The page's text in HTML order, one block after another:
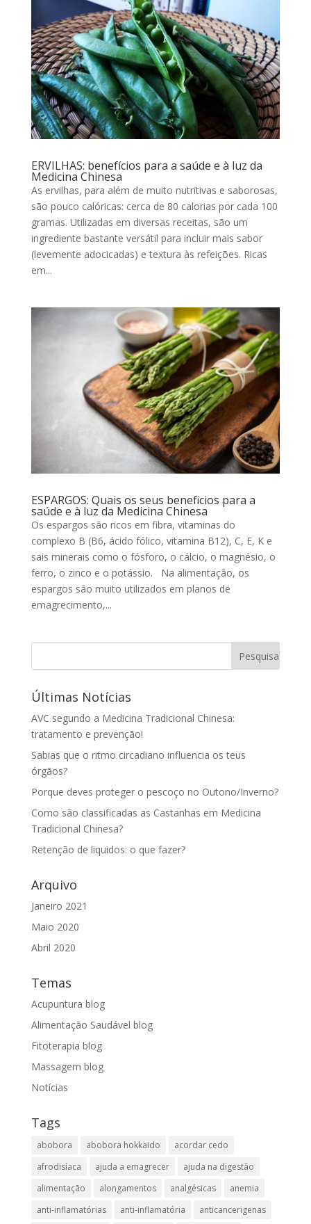
ERVILHAS: benefícios para a saúde e à luz da
Medicina Chinesa
As ervilhas, para além de muito nutritivas e saborosas,
são pouco calóricas: cerca de 80 calorias por cada 100
gramas. Utilizadas em diversas receitas, são um
ingrediente bastante versátil para incluir mais sabor
(levemente adocicadas) e textura às refeições. Ricas
em...
ESPARGOS: Quais os seus beneficios para a
saúde e à luz da Medicina Chinesa
Os espargos são ricos em fibra, vitaminas do
complexo B (B6, ácido fólico, vitamina B12), C, E, K e
sais minerais como o fósforo, o cálcio, o magnésio, o
ferro, o zinco e o potássio. Na alimentação, os
espargos são muito utilizados em planos de
emagrecimento,...
Últimas Notícias
AVC segundo a Medicina Tradicional Chinesa:
tratamento e prevenção!
Sabias que o ritmo circadiano influencia os teus
órgãos?
Porque deves proteger o pescoço no Outono/Inverno?
Como são classificadas as Castanhas em Medicina
Tradicional Chinesa?
Retenção de liquidos: o que fazer?
Arquivo
Janeiro 2021
Maio 2020
Abril 2020
Temas
Acupuntura blog
Alimentação Saudável blog
Fitoterapia blog
Massagem blog
Notícias
Tags
abobora abobora hokkaido
acordar cedo
afrodisíaca
ajuda a emagrecer
ajuda na digestão
alimentação
alongamentos analgésicas
anemia
anti-inflamatórias
anti-inflamatória​ anticancerigenas